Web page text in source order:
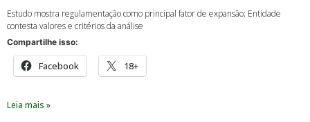
Estudo mostra regulamentação como principal fator de expansão; Entidade
contesta valores e critérios da análise
Compartilhe isso:
Facebook 18+
Leia mais »